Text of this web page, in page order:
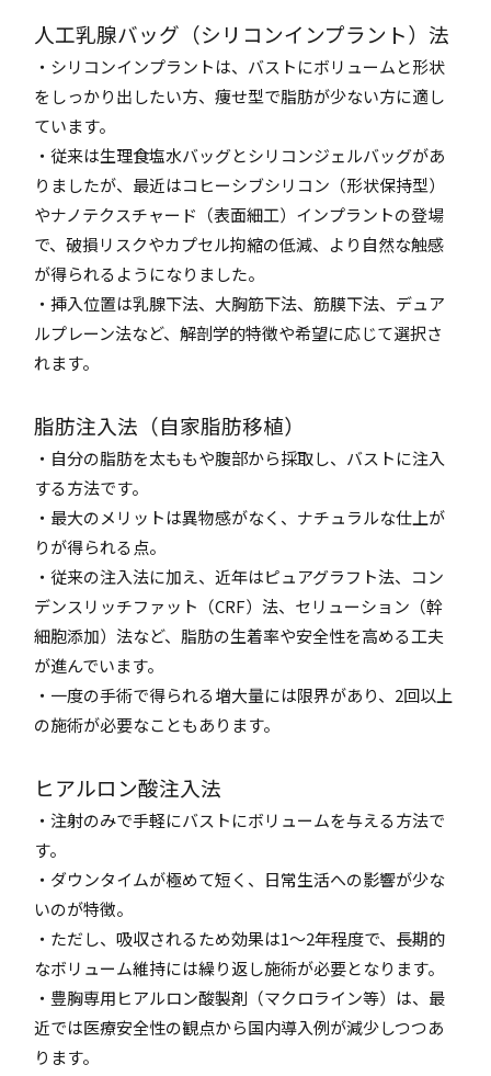
人工乳腺バッグ（シリコンインプラント）法
・シリコンインプラントは、バストにボリュームと形状
をしっかり出したい方、痩せ型で脂肪が少ない方に適し
ています。
・従来は生理食塩水バッグとシリコンジェルバッグがあ
りましたが、最近はコヒーシブシリコン（形状保持型）
やナノテクスチャード（表面細工）インプラントの登場
で、破損リスクやカプセル拘縮の低減、より自然な触感
が得られるようになりました。
・挿入位置は乳腺下法、大胸筋下法、筋膜下法、デュア
ルプレーン法など、解剖学的特徴や希望に応じて選択さ
れます。
脂肪注入法（自家脂肪移植）
・自分の脂肪を太ももや腹部から採取し、バストに注入
する方法です。
・最大のメリットは異物感がなく、ナチュラルな仕上が
りが得られる点。
・従来の注入法に加え、近年はピュアグラフト法、コン
デンスリッチファット（CRF）法、セリューション（幹
細胞添加）法など、脂肪の生着率や安全性を高める工夫
が進んでいます。
・一度の手術で得られる増大量には限界があり、2回以上
の施術が必要なこともあります。
ヒアルロン酸注入法
・注射のみで手軽にバストにボリュームを与える方法で
す。
・ダウンタイムが極めて短く、日常生活への影響が少な
いのが特徴。
・ただし、吸収されるため効果は1〜2年程度で、長期的
なボリューム維持には繰り返し施術が必要となります。
・豊胸専用ヒアルロン酸製剤（マクロライン等）は、最
近では医療安全性の観点から国内導入例が減少しつつあ
ります。